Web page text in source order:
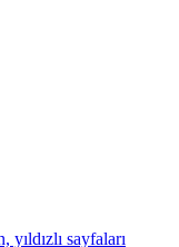
yıldızlı sayfaları